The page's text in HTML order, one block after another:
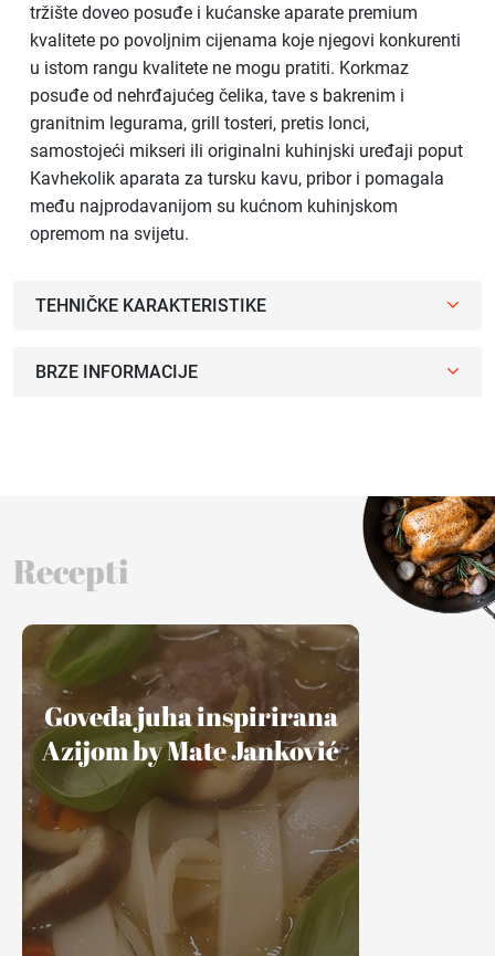
tržište doveo posuđe i kućanske aparate premium
kvalitete po povoljnim cijenama koje njegovi konkurenti
u istom rangu kvalitete ne mogu pratiti. Korkmaz
posuđe od nehrđajućeg čelika, tave s bakrenim i
granitnim legurama, grill tosteri, pretis lonci,
samostojeći mikseri ili originalni kuhinjski uređaji poput
Kavhekolik aparata za tursku kavu, pribor i pomagala
među najprodavanijom su kućnom kuhinjskom
opremom na svijetu.
TEHNIČKE KARAKTERISTIKE
BRZE INFORMACIJE
Recepti
Goveđa juha inspirirana
Azijom by Mate Janković